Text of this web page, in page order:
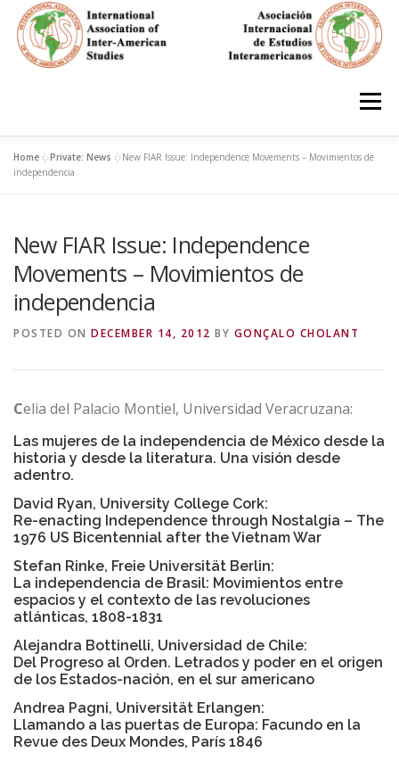
content
Menu
HOME
IAS CONFERENCES BOOKS RESOURCES
FOCUS GROUPS
Home »Private: News »New FIAR Issue: Independence Movements – Movimientos de
independencia
New FIAR Issue: Independence
Movements – Movimientos de
independencia
POSTED ON DECEMBER 14, 2012 BY GONÇALO CHOLANT
Celia del Palacio Montiel, Universidad Veracruzana:
Las mujeres de la independencia de México desde la
historia y desde la literatura. Una visión desde
adentro.
David Ryan, University College Cork:
Re-enacting Independence through Nostalgia – The
1976 US Bicentennial after the Vietnam War
Stefan Rinke, Freie Universität Berlin:
La independencia de Brasil: Movimientos entre
espacios y el contexto de las revoluciones
atlánticas, 1808-1831
Alejandra Bottinelli, Universidad de Chile:
Del Progreso al Orden. Letrados y poder en el origen
de los Estados-nación, en el sur americano
Andrea Pagni, Universität Erlangen:
Llamando a las puertas de Europa: Facundo en la
Revue des Deux Mondes, París 1846